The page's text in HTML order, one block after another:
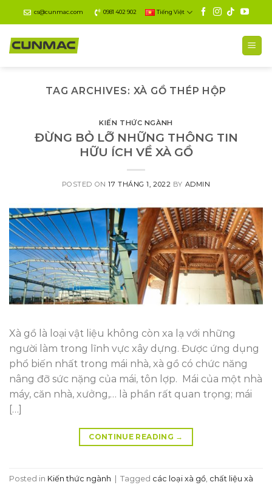
to
content
cs@cunmac.com 0981 402 902 Tiếng Việt
TAG ARCHIVES: XÀ GỒ THÉP HỘP
KIẾN THỨC NGÀNH
ĐỪNG BỎ LỠ NHỮNG THÔNG TIN
HỮU ÍCH VỀ XÀ GỒ
POSTED ON17 THÁNG 1, 2022 BY ADMIN
Xà gồ là loại vật liệu không còn xa lạ với những
người làm trong lĩnh vực xây dựng. Được ứng dụng
phổ biến nhất trong mái nhà, xà gồ có chức năng
nâng đỡ sức nặng của mái, tôn lợp. Mái của một nhà
máy, căn nhà, xưởng,… là phần rất quan trọng; mái
[…]
CONTINUE READING →
Posted in Kiến thức ngành | Tagged các loại xà gồ chất liệu xà